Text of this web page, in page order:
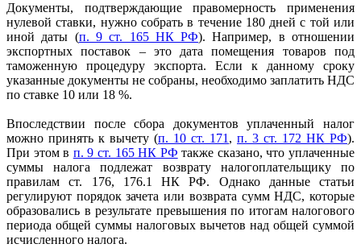
Документы, подтверждающие правомерность применения
нулевой ставки, нужно собрать в течение 180 дней с той или
иной даты (п. 9 ст. 165 НК РФ). Например, в отношении
экспортных поставок – это дата помещения товаров под
таможенную процедуру экспорта. Если к данному сроку
указанные документы не собраны, необходимо заплатить НДС
по ставке 10 или 18 %.
Впоследствии после сбора документов уплаченный налог
можно принять к вычету (п. 10 ст. 171, п. 3 ст. 172 НК РФ).
При этом в п. 9 ст. 165 НК РФ также сказано, что уплаченные
суммы налога подлежат возврату налогоплательщику по
правилам ст. 176, 176.1 НК РФ. Однако данные статьи
регулируют порядок зачета или возврата сумм НДС, которые
образовались в результате превышения по итогам налогового
периода общей суммы налоговых вычетов над общей суммой
исчисленного налога.